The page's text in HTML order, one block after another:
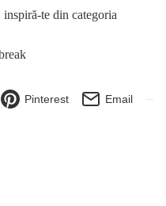
te din categoria
Pinterest Email